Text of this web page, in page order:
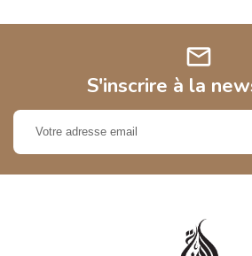
mail
S'inscrire à la